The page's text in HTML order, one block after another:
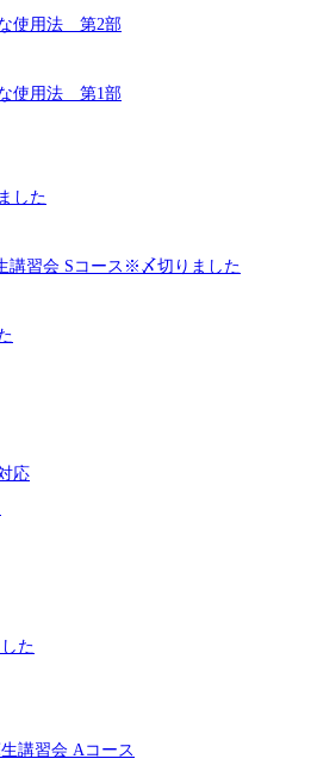
使用法 第2部
使用法 第1部
した
講習会 Sコース※〆切りました
応
た
講習会 Aコース